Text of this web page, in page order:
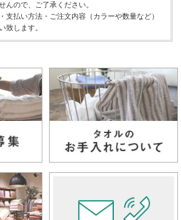
んので、ご了承ください。
支払い方法・ご注文内容（カラーや数量など）
致します。